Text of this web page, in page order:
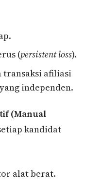
(persistent loss).
transaksi afiliasi
independen.
(Manual
kandidat
alat berat.